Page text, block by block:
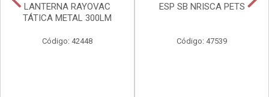
LANTERNA RAYOVAC
TÁTICA METAL 300LM
Código: 42448
ESP SB NRISCA PETS
Código: 47539